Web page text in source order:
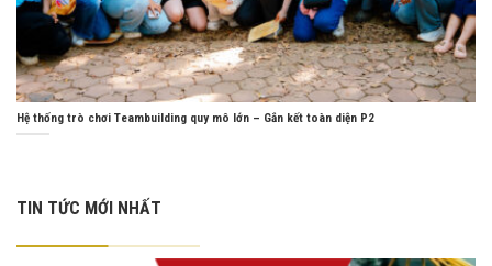
Hệ thống trò chơi Teambuilding quy mô lớn – Gắn kết toàn diện P2
TIN TỨC MỚI NHẤT